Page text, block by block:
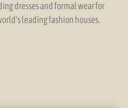
dresses and formal wear for
leading fashion houses.